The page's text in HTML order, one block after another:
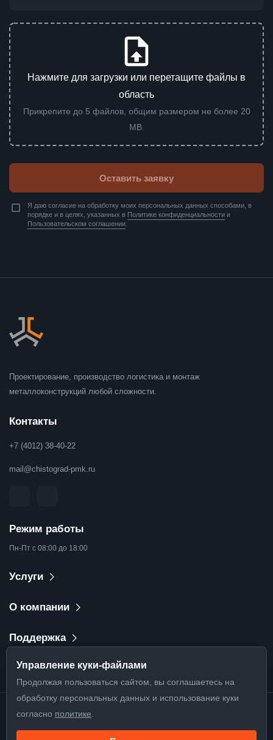
Управление куки-файлами
Продолжая пользоваться сайтом, вы соглашаетесь на
обработку персональных данных и использование куки
согласно политике
Нажмите для загрузки или перетащите файлы в
область
Прикрепите до 5 файлов, общим размером не более 20
MB.
Оставить заявку
Я даю согласие на обработку моих персональных данных способами, в
порядке и в целях, указанных в Политике конфиденциальности и
Пользовательском соглашении
Проектирование, производство логистика и монтаж
металлоконструкций любой сложности.
Контакты
+7 (4012) 38-40-22
mail@chistograd-pmk.ru
Режим работы
Пн-Пт с 08:00 до 18:00
Услуги
О компании
Поддержка
©2026
ИНН: 3906302285